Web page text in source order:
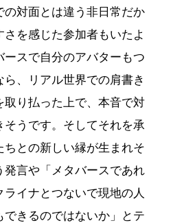
の対面とは違う非日常だか
さを感じた参加者もいたよ
ースで自分のアバターもつ
ら、リアル世界での肩書き
取り払った上で、本音で対
そうです。そしてそれを承
ちとの新しい縁が生まれそ
発言や「メタバースであれ
ライナとつないで現地の人
できるのではないか」とテ